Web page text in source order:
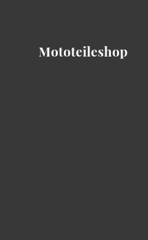
Mototeileshop